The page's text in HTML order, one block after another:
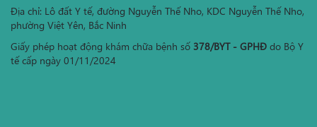
Địa chỉ: Lô đất Y tế, đường Nguyễn Thế Nho, KDC Nguyễn Thế Nho,
phường Việt Yên, Bắc Ninh
Giấy phép hoạt động khám chữa bệnh số 378/BYT - GPHĐ do Bộ Y
tế cấp ngày 01/11/2024